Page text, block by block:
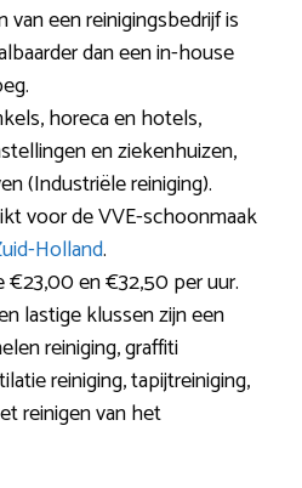
een reinigingsbedrijf is
dan een in-house
horeca en hotels,
en ziekenhuizen,
(Industriële reiniging).
voor de VVE-schoonmaak
Holland.
€23,00 en €32,50 per uur.
lastige klussen zijn een
reiniging, graffiti
reiniging, tapijtreiniging,
reinigen van het